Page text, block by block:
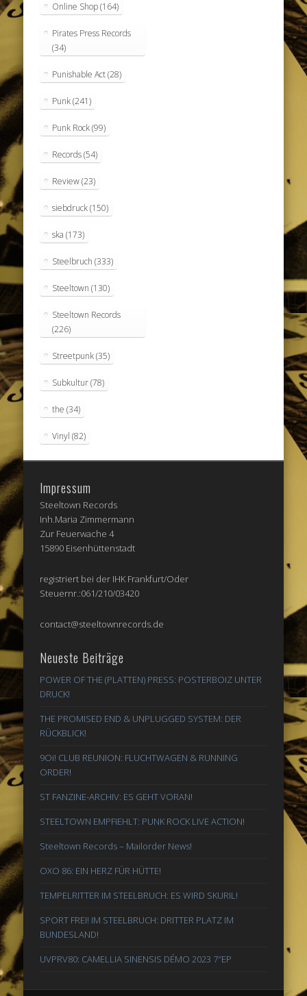
Online Shop(164)
Pirates Press Records
(34)
Punishable Act(28)
Punk(241)
Punk Rock(99)
Records(54)
Review(23)
siebdruck(150)
ska (173)
Steelbruch (333)
Steeltown (130)
Steeltown Records
(226)
Streetpunk(35)
Subkultur(78)
the (34)
Vinyl (82)
Impressum
Steeltown Records
Inh.Maria Zimmermann
Zur Feuerwache 4
15890 Eisenhüttenstadt
registriert bei der IHK Frankfurt/Oder
Steuernr.:061/210/03420
contact@steeltownrecords.de
Neueste Beiträge
POWER OF THE (PLATTEN) PRESS: POSTERBOIZ UNTER
DRUCK!
THE PROMISED END & UNPLUGGED SYSTEM: DER
RÜCKBLICK!
9Oi! CLUB REUNION: FLUCHTWAGEN & RUNNING
ORDER!
ST FANZINE-ARCHIV: ES GEHT VORAN!
STEELTOWN EMPFIEHLT: PUNK ROCK LIVE ACTION!
Steeltown Records – Mailorder News!
OXO 86: EIN HERZ FÜR HÜTTE!
TEMPELRITTER IM STEELBRUCH: ES WIRD SKURIL!
SPORT FREI! IM STEELBRUCH: DRITTER PLATZ IM
BUNDESLAND!
UVPRV80: CAMELLIA SINENSIS DÉMO 2023 7″EP